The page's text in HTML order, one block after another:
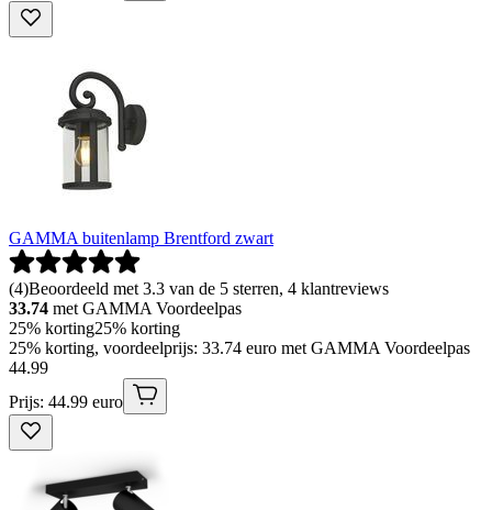
GAMMA buitenlamp Brentford zwart
(4)Beoordeeld met 3.3 van de 5 sterren, 4 klantreviews
33.74 met GAMMA Voordeelpas
25% korting25% korting
25% korting, voordeelprijs: 33.74 euro met GAMMA Voordeelpas
44.99
Prijs: 44.99 euro